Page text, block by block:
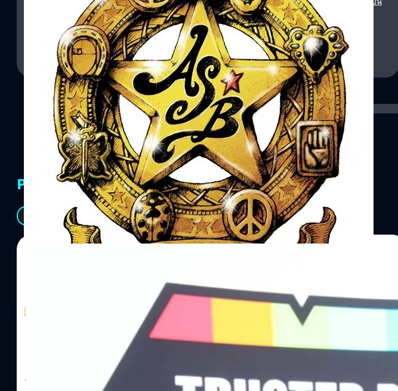
เกมแรกในปี 2013
Tinnarat Kongruthaichai| 4732 days ago
Read More
PR Partners
SYNNEX โชว์กำไร Q2/69 โต 18% ลุย AI–Cloud–Green Energy สร้างฐาน
Recurring Revenue เร่งเครื่อง New Growth Engine พร้อมจ่ายปันผล 0.10
บริษัท ซินเน็ค (ประเทศไทย) จำกัด (มหาชน) หรือ SYNNEX โชว์ผลการดำเนินงานแข็งแกร่ง กำไรสุทธิ
ไตรมาส 2 และงวด 6 เดือนแรกของปี 2569 เติบโต 17.8% และ 17.7% จากช่วงเดียวกันของปีก่อน สูงกว่าการ